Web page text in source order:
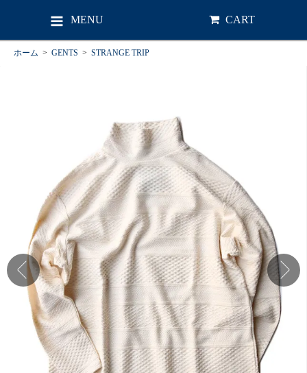
MENU CART
ホーム > GENTS > STRANGE TRIP